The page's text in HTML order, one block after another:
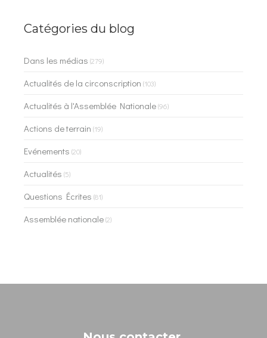
Catégories du blog
Dans les médias (279)
Actualités de la circonscription (103)
Actualités à l'Assemblée Nationale(96)
Actions de terrain (19)
Evénements (20)
Actualités (5)
Questions Écrites (81)
Assemblée nationale(2)